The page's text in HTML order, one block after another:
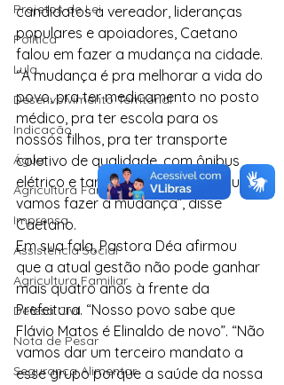
Projetos de Lei
Política
Lula
Desenvolvimento Territorial
Indicação
Água
Agricultura Familiar
Imprensa
Assistência Social
Agricultura Familiar
Defesa Civil
Nota de Pesar
Segurança Alimentar
candidatos a vereador, lideranças
populares e apoiadores, Caetano
falou em fazer a mudança na cidade.
“A mudança é pra melhorar a vida do
povo, pra ter medicamento no posto
médico, pra ter escola para os
nossos filhos, pra ter transporte
coletivo de qualidade, com ônibus
elétrico e tarifa zero. É pra isso que
vamos fazer a mudança”, disse
Caetano.
Em sua fala, Pastora Déa afirmou
que a atual gestão não pode ganhar
mais quatro anos à frente da
Prefeitura. “Nosso povo sabe que
Flávio Matos é Elinaldo de novo”. “Não
vamos dar um terceiro mandato a
esse grupo porque a saúde da nossa